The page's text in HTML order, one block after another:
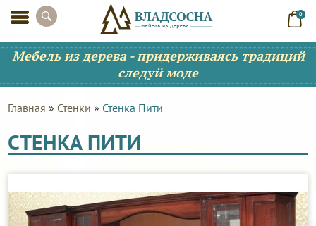
0
Мебель из дерева - придерживаясь традиций
следуй моде
Главная » Стенки » Стенка Пити
СТЕНКА ПИТИ